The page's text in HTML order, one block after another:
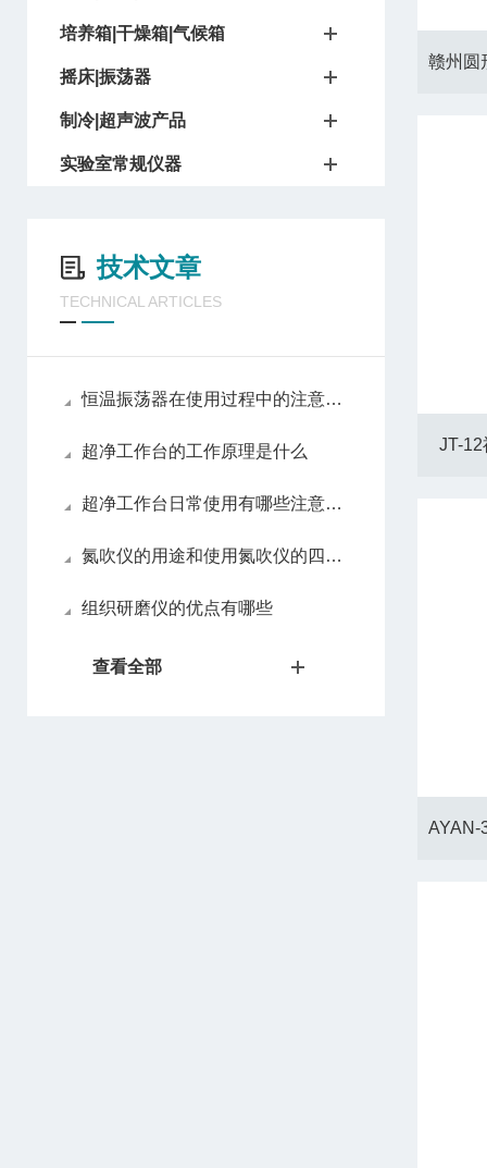
培养箱|干燥箱|气候箱
摇床|振荡器
制冷|超声波产品
实验室常规仪器
技术文章
TECHNICAL ARTICLES
恒温振荡器在使用过程中的注意事项
超净工作台的工作原理是什么
超净工作台日常使用有哪些注意事项
氮吹仪的用途和使用氮吹仪的四大优势
组织研磨仪的优点有哪些
查看全部
JT-12